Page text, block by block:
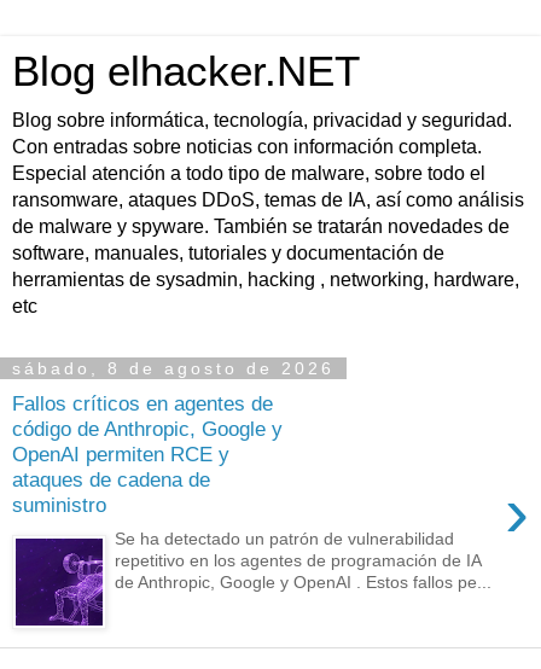
Blog elhacker.NET
Blog sobre informática, tecnología, privacidad y seguridad.
Con entradas sobre noticias con información completa.
Especial atención a todo tipo de malware, sobre todo el
ransomware, ataques DDoS, temas de IA, así como análisis
de malware y spyware. También se tratarán novedades de
software, manuales, tutoriales y documentación de
herramientas de sysadmin, hacking , networking, hardware,
etc
sábado, 8 de agosto de 2026
Fallos críticos en agentes de
código de Anthropic, Google y
OpenAI permiten RCE y
ataques de cadena de
suministro
›
Se ha detectado un patrón de vulnerabilidad
repetitivo en los agentes de programación de IA
de Anthropic, Google y OpenAI . Estos fallos pe...